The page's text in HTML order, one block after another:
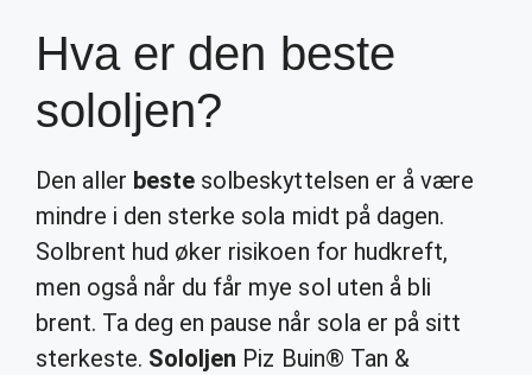
Hva er den beste
sololjen?
Den aller beste solbeskyttelsen er å være
mindre i den sterke sola midt på dagen.
Solbrent hud øker risikoen for hudkreft,
men også når du får mye sol uten å bli
brent. Ta deg en pause når sola er på sitt
sterkeste. Sololjen Piz Buin® Tan &